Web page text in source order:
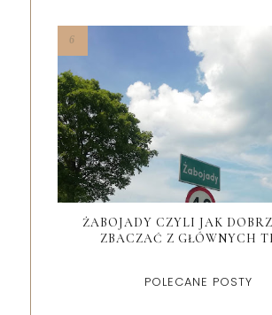
ŻABOJADY CZYLI JAK
ZBACZAĆ Z GŁÓWNYCH
POLECANE POSTY